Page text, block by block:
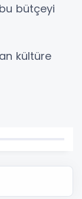
bütçeyi
kültüre